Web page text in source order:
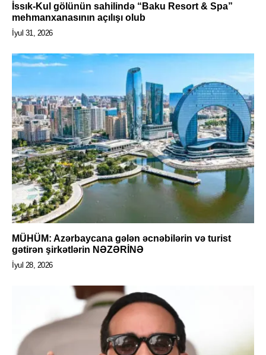
İssık-Kul gölünün sahilində “Baku Resort & Spa”
mehmanxanasının açılışı olub
İyul 31, 2026
MÜHÜM: Azərbaycana gələn əcnəbilərin və turist
gətirən şirkətlərin NƏZƏRİNƏ
İyul 28, 2026